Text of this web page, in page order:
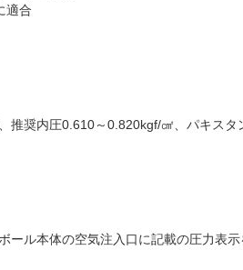
適合
推奨内圧0.610～0.820kgf/㎠、パキスタ
ール本体の空気注入口に記載の圧力表示